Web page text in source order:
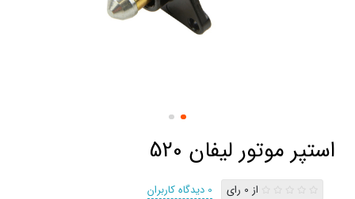
استپر موتور لیفان 520
از 0 رای 0 دیدگاه کاربران